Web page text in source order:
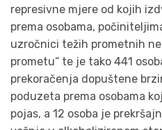
represivne mjere od kojih
prema osobama,
uzročnici težih prometnih
prometu“ te je tako 441
prekoračenja dopuštene
poduzeta prema osobama
pojas, a 12 osoba je